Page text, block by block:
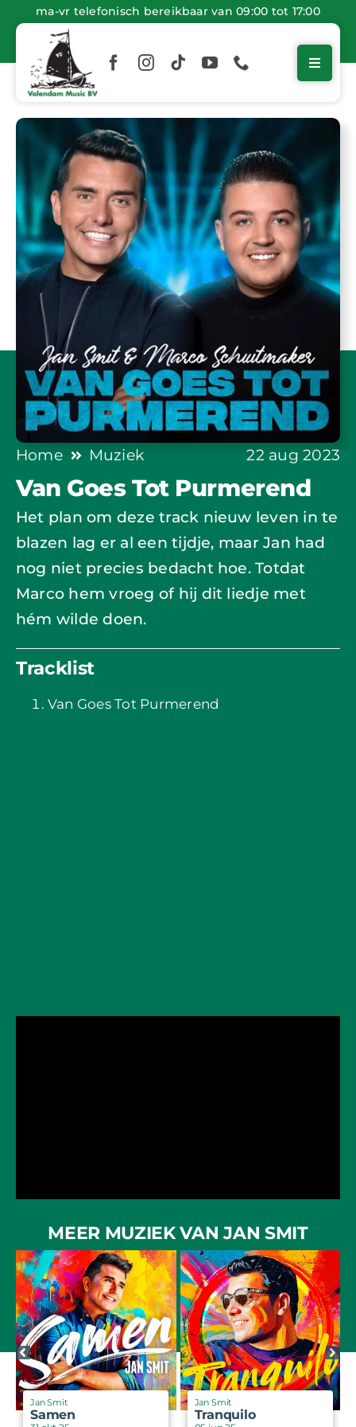
naar
ma-vr telefonisch bereikbaar van 09:00 tot 17:00
Home Muziek 22 aug 2023
Van Goes Tot Purmerend
Het plan om deze track nieuw leven in te
blazen lag er al een tijdje, maar Jan had
nog niet precies bedacht hoe. Totdat
Marco hem vroeg of hij dit liedje met
hém wilde doen.
Tracklist
Van Goes Tot Purmerend
MEER MUZIEK VAN JAN SMIT
Jan Smit
Samen
Jan Smit
Tranquilo